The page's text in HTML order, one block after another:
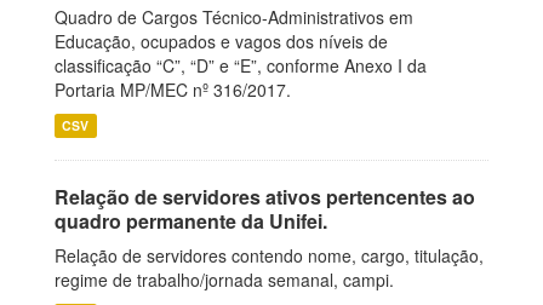
Quadro de Cargos Técnico-Administrativos em
Educação, ocupados e vagos dos níveis de
classificação “C”, “D” e “E”, conforme Anexo I da
Portaria MP/MEC nº 316/2017.
CSV
Relação de servidores ativos pertencentes ao
quadro permanente da Unifei.
Relação de servidores contendo nome, cargo, titulação,
regime de trabalho/jornada semanal, campi.